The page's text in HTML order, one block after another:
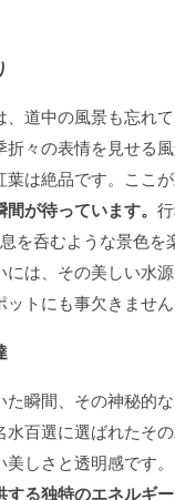
、道中の風景も忘れ
々の表情を見せる風
葉は絶品です。ここが
が待っています。
を呑むような景色を
には、その美しい水
トにも事欠きません
た瞬間、その神秘的
水百選に選ばれたそ
しさと透明感です。
る独特のエネルギー